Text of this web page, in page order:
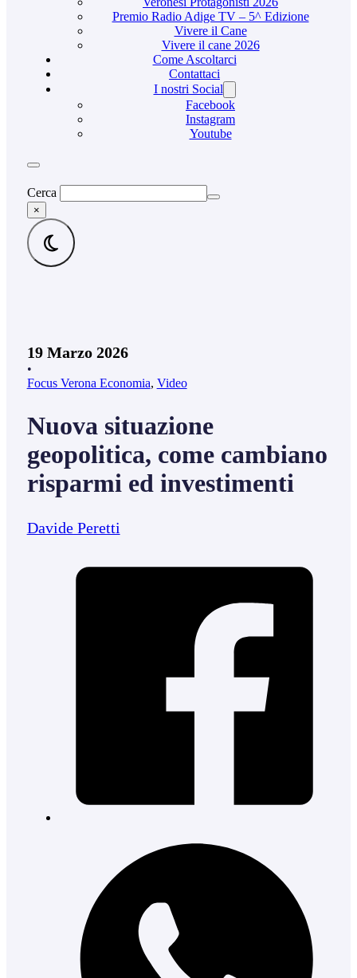
Premio Radio Adige TV – 5^ Edizione
Vivere il Cane
Vivere il cane 2026
Come Ascoltarci
Contattaci
I nostri Social
Facebook
Instagram
Youtube
Cerca
×
19 Marzo 2026
•
Focus Verona Economia, Video
Nuova situazione
geopolitica, come cambiano
risparmi ed investimenti
Davide Peretti